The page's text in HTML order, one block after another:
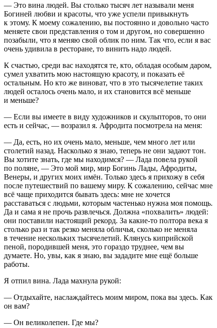
— Это вина людей. Вы столько тысяч лет называли меня
Богиней любви и красоты, что уже успели привыкнуть
к этому. К моему сожалению, вы постоянно и довольно часто
меняете свои представления о том и другом, но совершенно
позабыли, что я меняю свой облик по ним. Так что, если я вас
очень удивила в ресторане, то винить надо людей.
К счастью, среди вас находятся те, кто, обладая особым даром,
сумел ухватить мою настоящую красоту, и показать её
остальным. Но кто же виноват, что в это тысячелетие таких
людей осталось очень мало, и их становится всё меньше
и меньше?
— Если вы имеете в виду художников и скульпторов, то они
есть и сейчас, — возразил я. Афродита посмотрела на меня:
— Да, есть, но их очень мало, меньше, чем много лет или
столетий назад. Насколько я знаю, теперь не они задают тон.
Вы хотите знать, где мы находимся? — Лада повела рукой
по поляне, — Это мой мир, мир Богинь Лады, Афродиты,
Венеры, и других моих имён. Только здесь я прихожу в себя
после путешествий по вашему миру. К сожалению, сейчас мне
всё чаще приходится бывать здесь: мне не хочется
расставаться с людьми, которым частенько нужна моя помощь.
Да и сама я не прочь развлечься. Должна «похвалить» людей:
они поставили настоящий рекорд. За какие-то полтора века я
столько раз и так резко меняла обличья, сколько не меняла
в течение нескольких тысячелетий. Клянусь киприйской
пеной, породившей меня, это гораздо труднее, чем вы
думаете. Но, увы, как я знаю, вы зададите мне ещё больше
работы.
Я отпил вина. Лада махнула рукой:
— Отдыхайте, наслаждайтесь моим миром, пока вы здесь. Как
он вам?
— Он великолепен. Где мы?